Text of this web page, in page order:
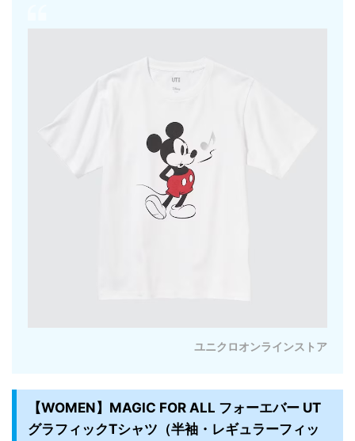
ユニクロオンラインストア
【WOMEN】MAGIC FOR ALL フォーエバー UT
グラフィックTシャツ（半袖・レギュラーフィッ